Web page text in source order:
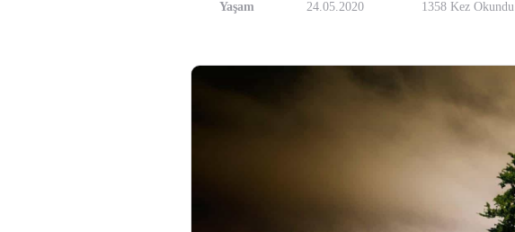
Yaşam 24.05.2020 1358 Kez Okundu